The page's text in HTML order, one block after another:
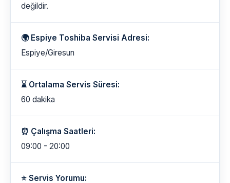
değildir.
🌍 Espiye Toshiba Servisi Adresi:
Espiye/Giresun
⌛ Ortalama Servis Süresi:
60 dakika
⏰ Çalışma Saatleri:
09:00 - 20:00
⭐ Servis Yorumu: